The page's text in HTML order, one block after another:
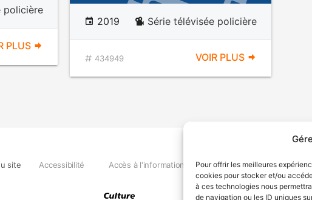
Pour offrir les meilleures
cookies pour stocker et/ou
à ces technologies nous
de navigation ou les ID uniques
policière
PLUS
2019 Série télévisée policière
434949 VOIR PLUS
site Accessibilité Accès à l'information Déclaration de services